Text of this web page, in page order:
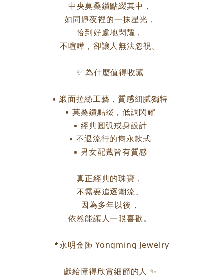
中央莫桑鑽點綴其中，
如同靜夜裡的一抹星光，
恰到好處地閃耀，
不喧嘩，卻讓人無法忽視。
✨ 為什麼值得收藏
▪ 緞面拉絲工藝，質感細膩獨特
▪ 莫桑鑽點綴，低調閃耀
▪ 經典圓弧戒身設計
▪ 不退流行的雋永款式
▪ 男女配戴皆有質感
真正經典的珠寶，
不需要追逐潮流。
因為多年以後，
依然能讓人一眼喜歡。
📍永明金飾 Yongming Jewelry
獻給懂得欣賞細節的人 ✨